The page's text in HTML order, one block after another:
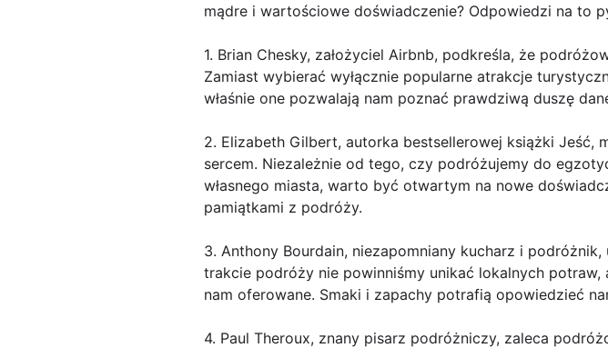
mądre i wartościowe doświadczenie? Odpowiedzi na to
1. Brian Chesky, założyciel Airbnb, podkreśla, że
Zamiast wybierać wyłącznie popularne atrakcje
właśnie one pozwalają nam poznać prawdziwą duszę
2. Elizabeth Gilbert, autorka bestsellerowej książki
sercem. Niezależnie od tego, czy podróżujemy do
własnego miasta, warto być otwartym na nowe
pamiątkami z podróży.
3. Anthony Bourdain, niezapomniany kucharz i
trakcie podróży nie powinniśmy unikać lokalnych
nam oferowane. Smaki i zapachy potrafią opowiedzieć
4. Paul Theroux, znany pisarz podróżniczy, zaleca